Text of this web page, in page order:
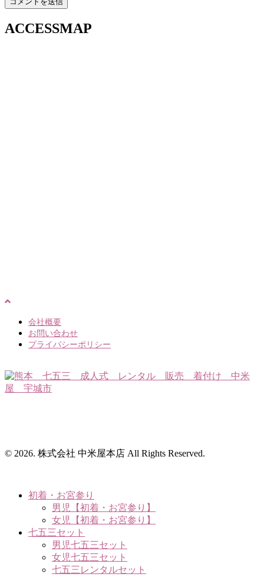
ACCESSMAP
会社概要
お問い合わせ
プライバシーポリシー
© 2026. 株式会社 中米屋本店 All Rights Reserved.
初着・お宮参り
男児【初着・お宮参り】
女児【初着・お宮参り】
七五三セット
男児七五三セット
女児七五三セット
七五三レンタルセット